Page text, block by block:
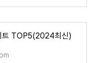
트 TOP5(2024최신)